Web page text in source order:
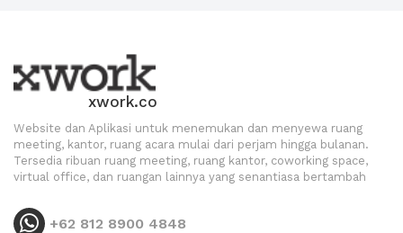
xwork.co
Website dan Aplikasi untuk menemukan dan menyewa ruang
meeting, kantor, ruang acara mulai dari perjam hingga bulanan.
Tersedia ribuan ruang meeting, ruang kantor, coworking space,
virtual office, dan ruangan lainnya yang senantiasa bertambah
+62 812 8900 4848